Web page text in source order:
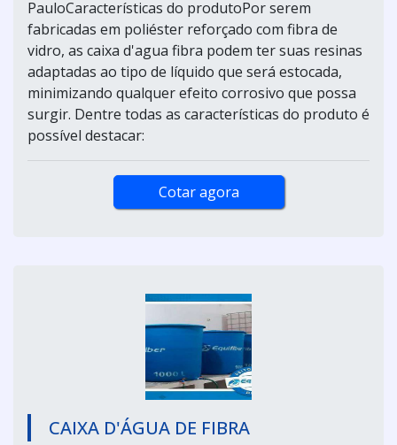
PauloCaracterísticas do produtoPor serem
fabricadas em poliéster reforçado com fibra de
vidro, as caixa d'agua fibra podem ter suas resinas
adaptadas ao tipo de líquido que será estocada,
minimizando qualquer efeito corrosivo que possa
surgir. Dentre todas as características do produto é
possível destacar:
Cotar agora
CAIXA D'ÁGUA DE FIBRA